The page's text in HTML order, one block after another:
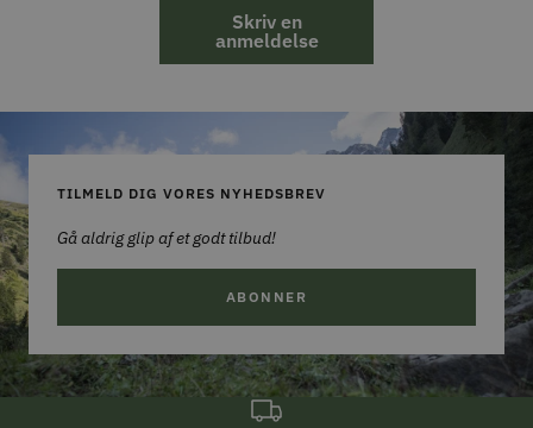
Skriv en
anmeldelse
TILMELD DIG VORES NYHEDSBREV
Gå aldrig glip af et godt tilbud!
ABONNER